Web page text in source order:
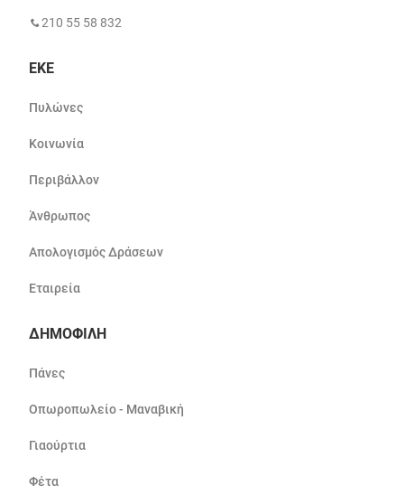
210 55 58 832
ΕΚΕ
Πυλώνες
Κοινωνία
Περιβάλλον
Άνθρωπος
Απολογισμός Δράσεων
Εταιρεία
ΔΗΜΟΦΙΛΗ
Πάνες
Οπωροπωλείο - Μαναβική
Γιαούρτια
Φέτα